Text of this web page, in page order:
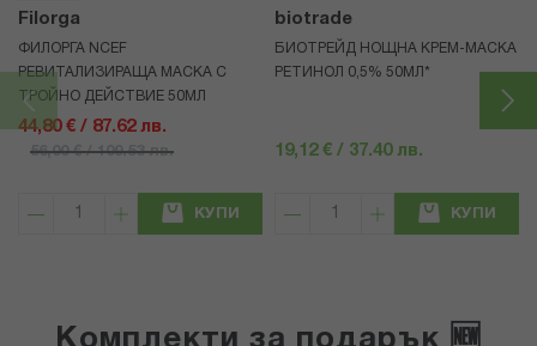
Filorga
ФИЛОРГА NCEF
РЕВИТАЛИЗИРАЩА МАСКА С
ТРОЙНО ДЕЙСТВИЕ 50МЛ
44,80 € / 87.62 лв.
56,00 € / 109.53 лв.
КУПИ
biotrade
БИОТРЕЙД НОЩНА КРЕМ-МАСКА
РЕТИНОЛ 0,5% 50МЛ*
19,12 € / 37.40 лв.
КУПИ